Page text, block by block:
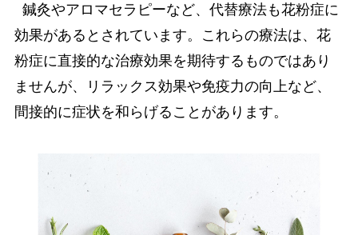
鍼灸やアロマセラピーなど、代替療法も花粉症に
効果があるとされています。これらの療法は、花
粉症に直接的な治療効果を期待するものではあり
ませんが、リラックス効果や免疫力の向上など、
間接的に症状を和らげることがあります。